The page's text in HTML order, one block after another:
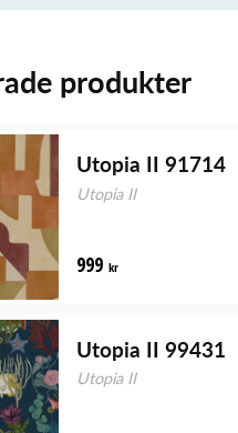
produkter
Utopia II 91714
Utopia II
999 kr
Utopia II 99431
Utopia II